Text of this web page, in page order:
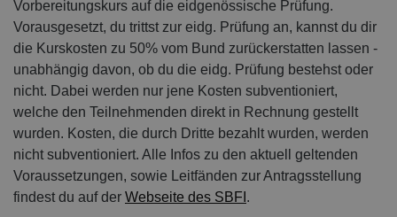
Vorbereitungskurs auf die eidgenössische Prüfung.
Vorausgesetzt, du trittst zur eidg. Prüfung an, kannst du dir
die Kurskosten zu 50% vom Bund zurückerstatten lassen -
unabhängig davon, ob du die eidg. Prüfung bestehst oder
nicht. Dabei werden nur jene Kosten subventioniert,
welche den Teilnehmenden direkt in Rechnung gestellt
wurden. Kosten, die durch Dritte bezahlt wurden, werden
nicht subventioniert. Alle Infos zu den aktuell geltenden
Voraussetzungen, sowie Leitfänden zur Antragsstellung
findest du auf der Webseite des SBFI .